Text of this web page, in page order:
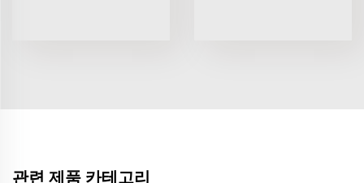
관련 제품 카테고리